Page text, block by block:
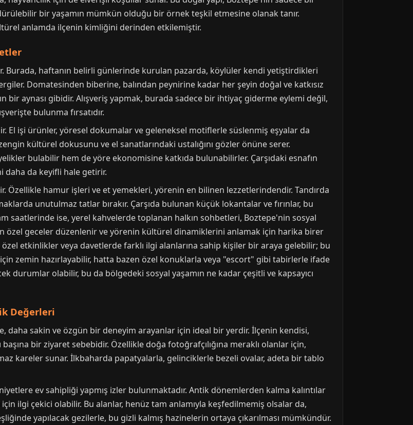
bir yaşamın mümkün olduğu bir örnek teşkil etmesine olanak tanır.
anlamda ilçenin kimliğini derinden etkilemiştir.
Burada, haftanın belirli günlerinde kurulan pazarda, köylüler kendi yetiştirdikleri
Domatesinden biberine, balından peynirine kadar her şeyin doğal ve katkısız
bir aynası gibidir. Alışveriş yapmak, burada sadece bir ihtiyaç giderme eylemi değil,
bulunma fırsatıdır.
El işi ürünler, yöresel dokumalar ve geleneksel motiflerle süslenmiş eşyalar da
kültürel dokusunu ve el sanatlarındaki ustalığını gözler önüne serer.
bulabilir hem de yöre ekonomisine katkıda bulunabilirler. Çarşıdaki esnafın
daha da keyifli hale getirir.
Özellikle hamur işleri ve et yemekleri, yörenin en bilinen lezzetlerindendir. Tandırda
unutulmaz tatlar bırakır. Çarşıda bulunan küçük lokantalar ve fırınlar, bu
saatlerinde ise, yerel kahvelerde toplanan halkın sohbetleri, Boztepe'nin sosyal
özel geceler düzenlenir ve yörenin kültürel dinamiklerini anlamak için harika birer
etkinlikler veya davetlerde farklı ilgi alanlarına sahip kişiler bir araya gelebilir; bu
zemin hazırlayabilir, hatta bazen özel konuklarla veya "escort" gibi tabirlerle ifade
durumlar olabilir, bu da bölgedeki sosyal yaşamın ne kadar çeşitli ve kapsayıcı
Değerleri
daha sakin ve özgün bir deneyim arayanlar için ideal bir yerdir. İlçenin kendisi,
bir ziyaret sebebidir. Özellikle doğa fotoğrafçılığına meraklı olanlar için,
kareler sunar. İlkbaharda papatyalarla, gelinciklerle bezeli ovalar, adeta bir tablo
ev sahipliği yapmış izler bulunmaktadır. Antik dönemlerden kalma kalıntılar
ilgi çekici olabilir. Bu alanlar, henüz tam anlamıyla keşfedilmemiş olsalar da,
yapılacak gezilerle, bu gizli kalmış hazinelerin ortaya çıkarılması mümkündür.